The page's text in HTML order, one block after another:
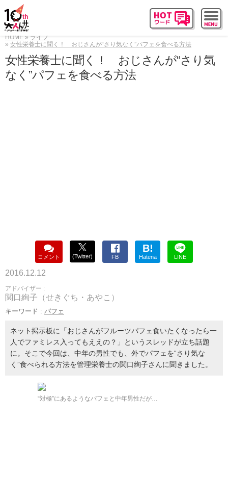
HOME
ライフ
女性栄養士に聞く！ おじさんが“さり気なく”パフェを食べる方法
女性栄養士に聞く！ おじさんが“さり気
なく”パフェを食べる方法
コメント (Twitter) FB
B!
Hatena LINE
2016.12.12
アドバイザー :
関口絢子（せきぐち・あやこ）
キーワード : パフェ
ネット掲示板に「おじさんがフルーツパフェ食いたくなったら一
人でファミレス入ってもええの？」というスレッドが立ち話題
に。そこで今回は、中年の男性でも、外でパフェを“さり気な
く”食べられる方法を管理栄養士の関口絢子さんに聞きました。
“対極”にあるようなパフェと中年男性だが…